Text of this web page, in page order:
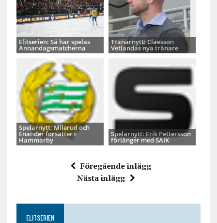
Elitserien: Så här spelas
Annandagsmatcherna
Tränarnytt: Claesson
Vetlandas nya tränare
Spelarnytt: Milerud och
Enander forsätter i
Hammarby
Spelarnytt: Erik Pettersson
förlänger med SAIK
Föregående inlägg
Nästa inlägg
ELITSERIEN